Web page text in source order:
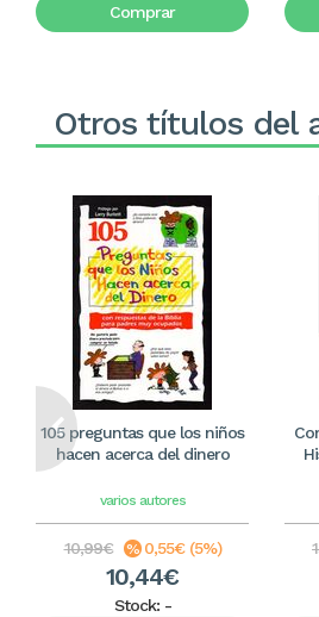
Comprar
Otros títulos del
105 preguntas que los niños
hacen acerca del dinero
varios autores
10,99€ 0,55€ (5%)
10,44€
Stock: -